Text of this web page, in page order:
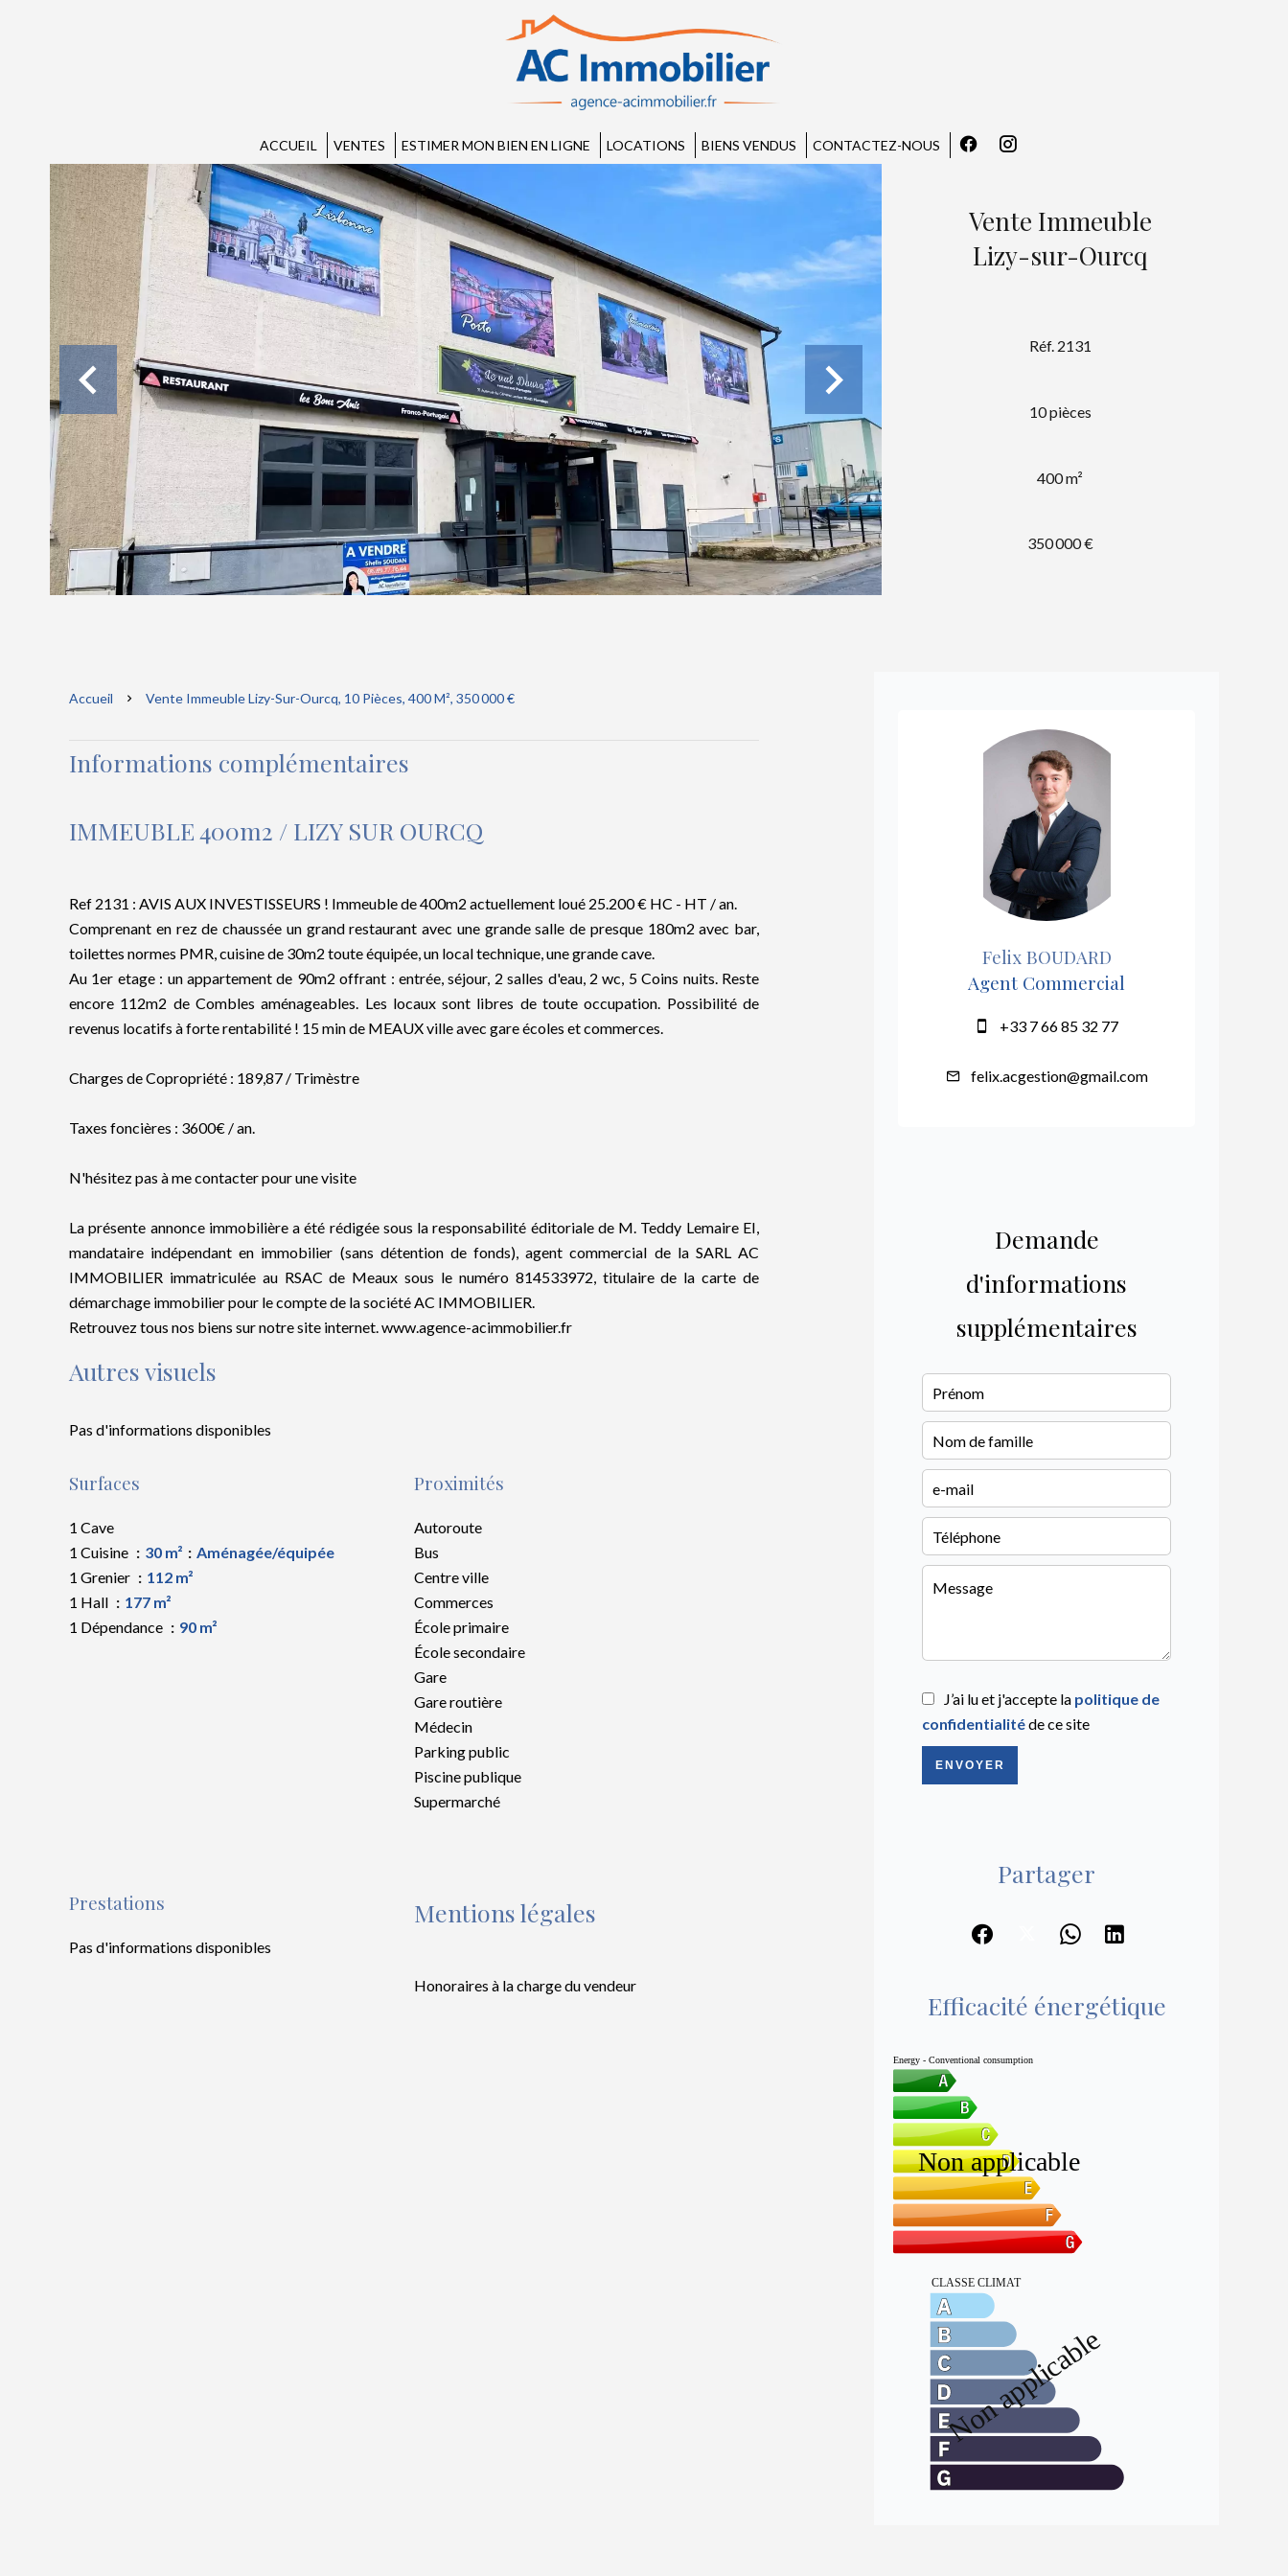
ACCUEIL VENTES ESTIMER MON BIEN EN LIGNE LOCATIONS BIENS VENDUS CONTACTEZ-NOUS
Vente Immeuble
Lizy-sur-Ourcq
Réf. 2131
10 pièces
400 m²
350 000 €
Accueil Vente Immeuble Lizy-Sur-Ourcq, 10 Pièces, 400 M², 350 000 €
Informations complémentaires
IMMEUBLE 400m2 / LIZY SUR OURCQ
Ref 2131 : AVIS AUX INVESTISSEURS ! Immeuble de 400m2 actuellement loué 25.200 € HC - HT / an.
Comprenant en rez de chaussée un grand restaurant avec une grande salle de presque 180m2 avec bar,
toilettes normes PMR, cuisine de 30m2 toute équipée, un local technique, une grande cave.
Au 1er etage : un appartement de 90m2 offrant : entrée, séjour, 2 salles d'eau, 2 wc, 5 Coins nuits. Reste
encore 112m2 de Combles aménageables. Les locaux sont libres de toute occupation. Possibilité de
revenus locatifs à forte rentabilité ! 15 min de MEAUX ville avec gare écoles et commerces.
Charges de Copropriété : 189,87 / Trimèstre
Taxes foncières : 3600€ / an.
N'hésitez pas à me contacter pour une visite
La présente annonce immobilière a été rédigée sous la responsabilité éditoriale de M. Teddy Lemaire EI,
mandataire indépendant en immobilier (sans détention de fonds), agent commercial de la SARL AC
IMMOBILIER immatriculée au RSAC de Meaux sous le numéro 814533972, titulaire de la carte de
démarchage immobilier pour le compte de la société AC IMMOBILIER.
Retrouvez tous nos biens sur notre site internet. www.agence-acimmobilier.fr
Autres visuels
Pas d'informations disponibles
Surfaces
1 Cave
1 Cuisine
30 m²
Aménagée/équipée
1 Grenier
112 m²
1 Hall
177 m²
1 Dépendance
90 m²
Proximités
Autoroute
Bus
Centre ville
Commerces
École primaire
École secondaire
Gare
Gare routière
Médecin
Parking public
Piscine publique
Supermarché
Prestations
Pas d'informations disponibles
Mentions légales
Honoraires à la charge du vendeur
Felix BOUDARD
Agent Commercial
+33 7 66 85 32 77
felix.acgestion@gmail.com
Demande
d'informations
supplémentaires
J’ai lu et j'accepte la politique de
confidentialitéde ce site
ENVOYER
Partager
Efficacité énergétique